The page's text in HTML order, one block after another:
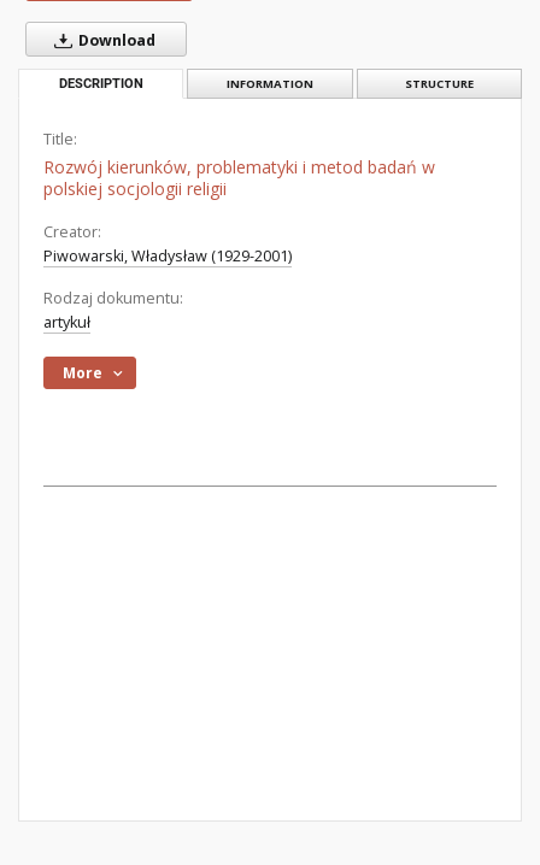
Download
DESCRIPTION INFORMATION STRUCTURE
Title:
Rozwój kierunków, problematyki i metod badań w
polskiej socjologii religii
Creator:
Piwowarski, Władysław (1929-2001)
Rodzaj dokumentu:
artykuł
More